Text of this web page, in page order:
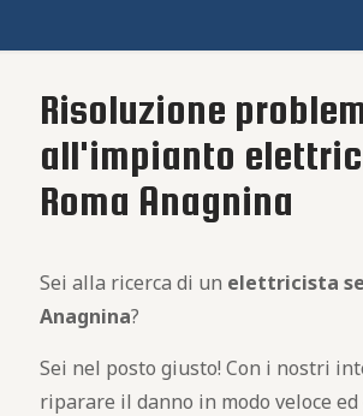
Risoluzione
all'impianto
Roma Anagnina
Sei alla ricerca di un elettricista
Anagnina?
Sei nel posto giusto! Con i nostri
riparare il danno in modo veloce ed